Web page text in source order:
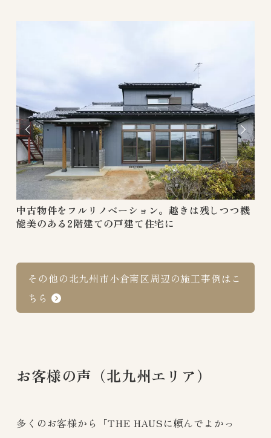
中古物件をフルリノベーション。趣きは残しつつ機
能美のある2階建ての戸建て住宅に
その他の北九州市小倉南区周辺の施工事例はこ
ちら
お客様の声（北九州エリア）
多くのお客様から「THE HAUSに頼んでよかっ